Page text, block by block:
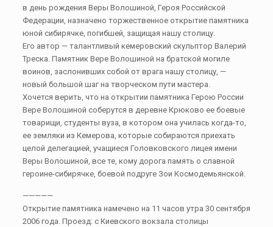
в день рождения Веры Волошиной, Героя Российской
Федерации, назначено торжественное открытие памятника
юной сибирячке, погибшей, защищая нашу столицу.
Его автор — талантливый кемеровский скульптор Валерий
Треска. Памятник Вере Волошиной на братской могиле
воинов, заслонивших собой от врага нашу столицу, —
новый большой шаг на творческом пути мастера.
Хочется верить, что на открытии памятника Герою России
Вере Волошиной соберутся в деревне Крюково ее боевые
товарищи, студенты вуза, в котором она училась когда-то,
ее земляки из Кемерова, которые собираются приехать
целой делегацией, учащиеся Головковского лицея имени
Веры Волошиной, все те, кому дорога память о славной
героине-сибирячке, боевой подруге Зои Космодемьянской.
—————
Открытие памятника намечено на 11 часов утра 30 сентября
2006 года. Проезд: с Киевского вокзала столицы